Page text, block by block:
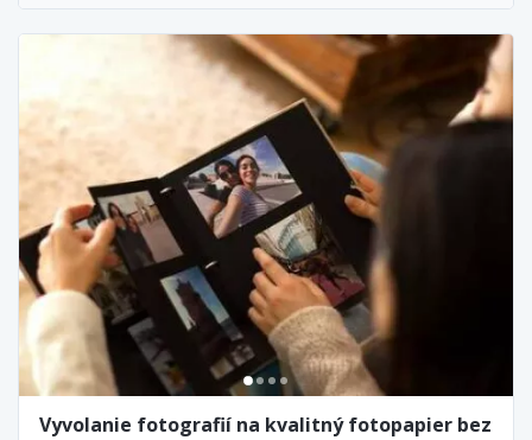
Vyvolanie fotografií na kvalitný fotopapier bez